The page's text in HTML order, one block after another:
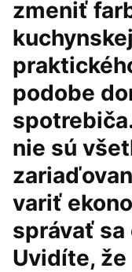
zmeniť
podobe
nie sú
variť
správať
Uvidíte, že